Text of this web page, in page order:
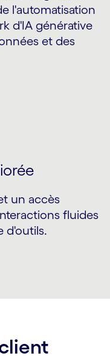
l'automatisation
d'IA générative
et des
un accès
fluides
d'outils.